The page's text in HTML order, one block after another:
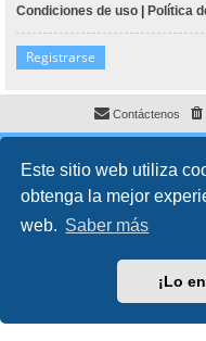
Este sitio web utiliza
obtenga la mejor
web. Saber más
¡Lo
Condiciones de uso | Política
Registrarse
Contáctenos
Traducción al español porphpBB
Privacidad|Condiciones